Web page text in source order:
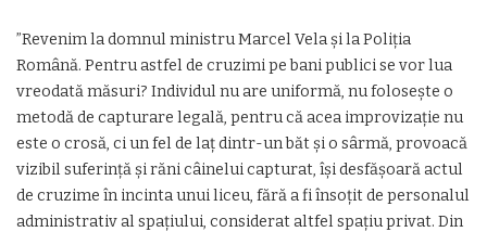
”Revenim la domnul ministru Marcel Vela și la Poliția
Română. Pentru astfel de cruzimi pe bani publici se vor lua
vreodată măsuri? Individul nu are uniformă, nu folosește o
metodă de capturare legală, pentru că acea improvizație nu
este o crosă, ci un fel de laț dintr-un băt și o sârmă, provoacă
vizibil suferință și răni câinelui capturat, își desfășoară actul
de cruzime în incinta unui liceu, fără a fi însoțit de personalul
administrativ al spațiului, considerat altfel spațiu privat. Din